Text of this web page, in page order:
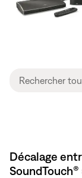
Décalage